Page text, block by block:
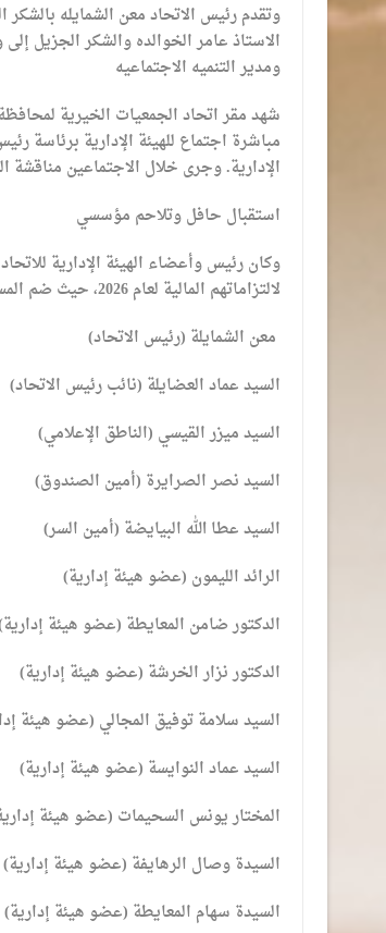
وتقدم رئيس الاتحاد معن الشمايله بالشكر
الاستاذ عامر الخوالده والشكر الجزيل
ومدير التنميه الاجتماعيه
​شهد مقر اتحاد الجمعيات الخيرية
مباشرة اجتماع للهيئة الإدارية برئاسة
الإدارية. وجرى خلال الاجتماعين مناقشة
​استقبال حافل وتلاحم مؤسسي
​وكان رئيس وأعضاء الهيئة الإدارية
لالتزاماتهم المالية لعام 2026، حيث ضم المستقبلون كلاً من:
​ معن الشمايلة (رئيس الاتحاد)
​السيد عماد العضايلة (نائب رئيس الاتحاد)
​السيد ميزر القيسي (الناطق الإعلامي)
​السيد نصر الصرايرة (أمين الصندوق)
​السيد عطا الله البيايضة (أمين السر)
​الرائد الليمون (عضو هيئة إدارية)
​الدكتور ضامن المعايطة (عضو هيئة
​الدكتور نزار الخرشة (عضو هيئة إدارية)
​السيد سلامة توفيق المجالي (عضو هيئة
​السيد عماد النوايسة (عضو هيئة إدارية)
​المختار يونس السحيمات (عضو هيئة
​السيدة وصال الرهايفة (عضو هيئة إدارية)
​السيدة سهام المعايطة (عضو هيئة إدارية)